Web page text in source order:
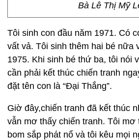
Bà Lê Thị Mỹ
Tôi sinh con đầu năm 1971. Có
vất vả. Tôi sinh thêm hai bé nữa
1975. Khi sinh bé thứ ba, tôi nói
cần phải kết thúc chiến tranh
đặt tên con là “Đại Thắng”.
Giờ đây,chiến tranh đã kết thúc
vẫn mơ thấy chiến tranh. Tôi mơ
bom sắp phát nổ và tôi kêu mọi